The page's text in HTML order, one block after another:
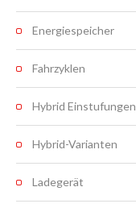
Energiespeicher
Fahrzyklen
Hybrid Einstufungen
Hybrid-Varianten
Ladegerät